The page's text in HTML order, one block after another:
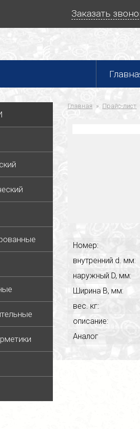
Заказать
Главная Прайс-лист
Номер:
внутренний d. мм:
наружный D, мм:
Ширина В, мм:
вес. кг:
описание:
Аналог